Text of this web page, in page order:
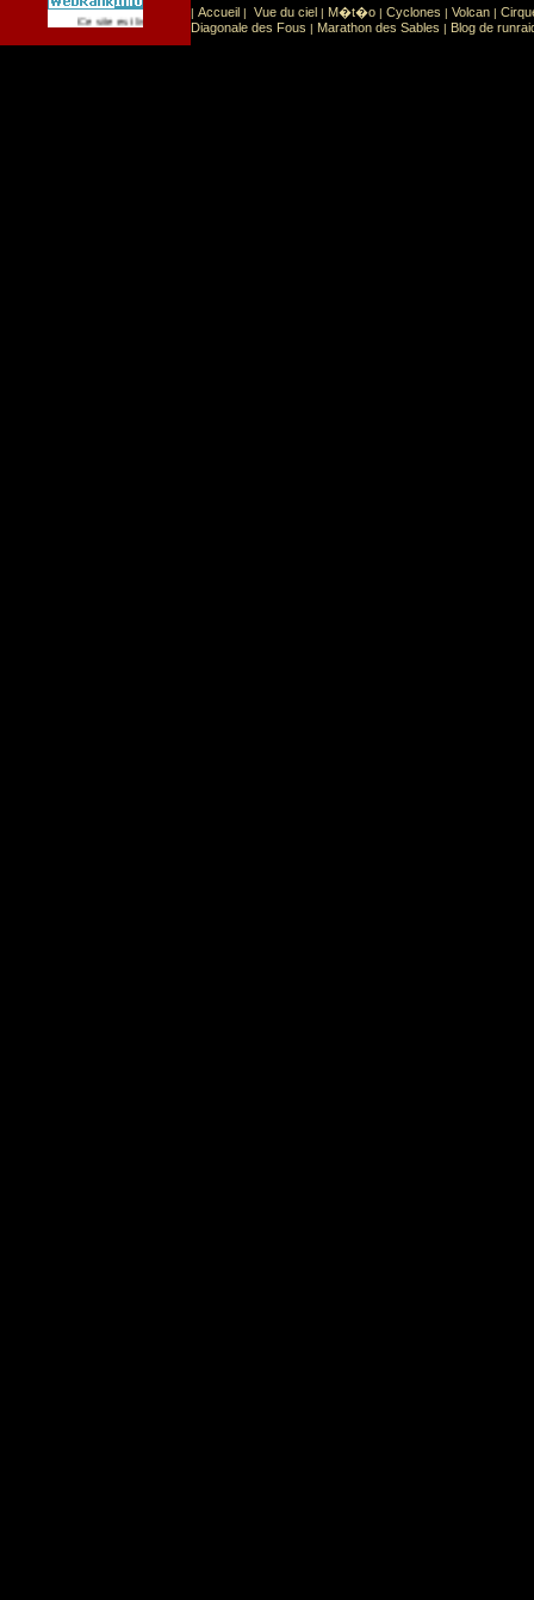
Ce site est list� dans la cat�gorie Sport Sports extr�mes
| Accueil | Vue du ciel | M�t�o | Cyclones | Volcan |
Diagonale des Fous | Marathon des Sables | Blog de